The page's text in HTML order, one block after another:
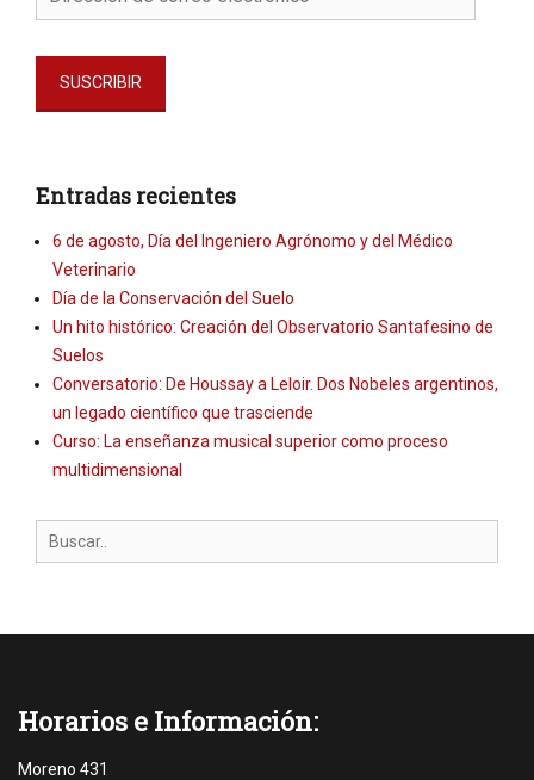
electrónico
SUSCRIBIR
Entradas recientes
6 de agosto, Día del Ingeniero Agrónomo y del Médico
Veterinario
Día de la Conservación del Suelo
Un hito histórico: Creación del Observatorio Santafesino de
Suelos
Conversatorio: De Houssay a Leloir. Dos Nobeles argentinos,
un legado científico que trasciende
Curso: La enseñanza musical superior como proceso
multidimensional
Search
for:
Horarios e Información:
Moreno 431